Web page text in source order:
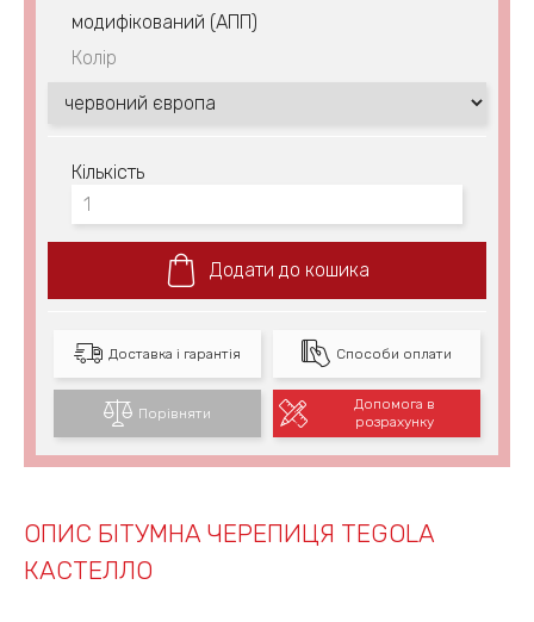
модифікований (АПП)
Колір
Кількість
Додати до кошика
Доставка і гарантія Способи оплати
Порівняти
Допомога в
розрахунку
ОПИС БІТУМНА ЧЕРЕПИЦЯ TEGOLA
КАСТЕЛЛО